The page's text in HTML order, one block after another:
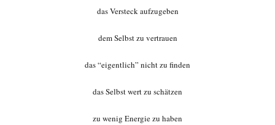
das Versteck aufzugeben
dem Selbst zu vertrauen
das “eigentlich” nicht zu finden
das Selbst wert zu schätzen
zu wenig Energie zu haben